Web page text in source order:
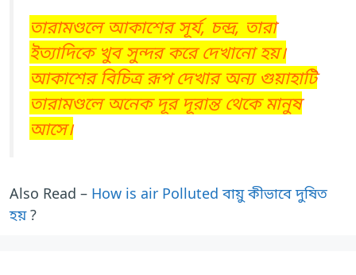
তারামণ্ডলে আকাশের সূর্য, চন্দ্র, তারা
ইত্যাদিকে খুব সুন্দর করে দেখানো হয়।
আকাশের বিচিত্র রূপ দেখার অন্য গুয়াহাটি
তারামণ্ডলে অনেক দূর দূরান্ত থেকে মানুষ
আসে।
Also Read – How is air Polluted বায়ু কীভাবে দুষিত
হয়?